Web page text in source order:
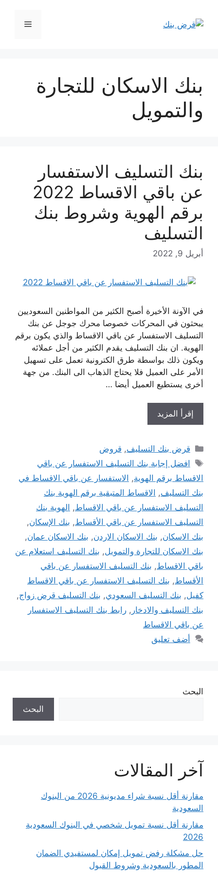
المحتوى
القائمة
بنك الاسكان للتجارة
والتمويل
بنك التسليف الاستفسار
عن باقي الاقساط 2022
برقم الهوية وشروط بنك
التسليف
أبريل 9, 2022
في الآونة الأخيرة أصبح الكثير من المواطنين السعوديين
يبحثون في المحركات خصوصا محرك جوجل عن بنك
التسليف الاستفسار عن باقي الاقساط والذي يكون برقم
الهوية. ان بنك التسليف يقدم الكثير من أجل عملائه
ويكون ذلك بواسطة طرق الكترونية تعمل على تسهيل
الأمر على العميل فلا يحتاج الذهاب الى البنك. من جهة
أخرى يستطيع العميل أيضا …
إقرأ المزيد
التصنيفات
قرض بنك التسليف, قروض
الوسوم
افضل إجابة بنك التسليف الاستفسار عن باقي
الاقساط برقم الهوية,
الاستفسار عن باقي الاقساط في
بنك التسليف,
الاقساط المتبقية برقم الهوية بنك
التسليف الاستفسار عن باقي الاقساط, الهوية بنك
التسليف الاستفسار عن باقي الأقساط, بنك الإسكان,
بنك الاسكان, بنك الاسكان الاردن, بنك الاسكان عمان,
بنك الاسكان للتجارة والتمويل, بنك التسليف استعلام عن
باقي الاقساط, بنك التسليف الاستفسار عن باقي
الأقساط, بنك التسليف الاستفسار عن باقي الاقساط
كفيل, بنك التسليف السعودي, بنك التسليف قرض زواج,
بنك التسليف والادخار , رابط بنك التسليف الاستفسار
عن باقي الاقساط
أضف تعليق
البحث
البحث
آخر المقالات
مقارنة أقل نسبة شراء مديونية 2026 من البنوك
السعودية
مقارنة أقل نسبة تمويل شخصي في البنوك السعودية
2026
حل مشكلة رفض تمويل إمكان لمستفيدي الضمان
المطور بالسعودية وشروط القبول